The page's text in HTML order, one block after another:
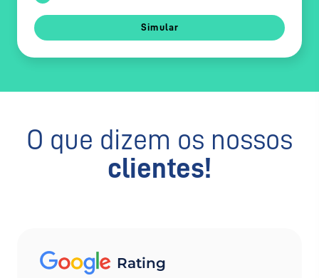
Simular
O que dizem os nossos
clientes!
Rating